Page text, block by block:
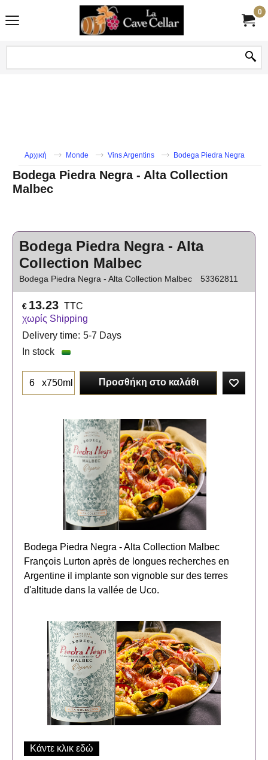
0
Αρχική Monde Vins Argentins Bodega Piedra Negra
Bodega Piedra Negra - Alta Collection
Malbec
Bodega Piedra Negra - Alta
Collection Malbec
Bodega Piedra Negra - Alta Collection Malbec 53362811
€ 13.23 TTC
χωρίς Shipping
Delivery time: 5-7 Days
In stock
x750ml Προσθήκη στο καλάθι
Bodega Piedra Negra - Alta Collection Malbec
François Lurton après de longues recherches en
Argentine il implante son vignoble sur des terres
d'altitude dans la vallée de Uco.
Κάντε κλικ εδώ